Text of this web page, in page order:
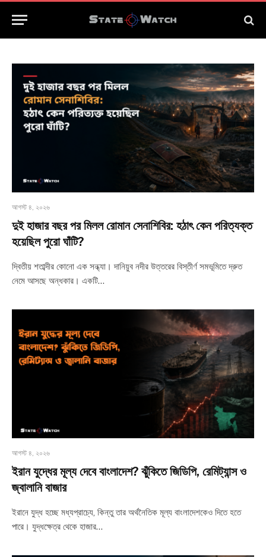
আগস্ট ৪, ২০২৬
দুই হাজার বছর পর মিলল রোমান সেনাশিবির: হঠাৎ কেন পরিত্যক্ত
হয়েছিল পুরো ঘাঁটি?
দ্বিতীয় শতাব্দীর কোনো এক সন্ধ্যা। দানিয়ুব নদীর উত্তরের বিস্তীর্ণ সমভূমিতে দ্রুত
নেমে আসছে অন্ধকার। একটি…
আগস্ট ৪, ২০২৬
ইরান যুদ্ধের মূল্য দেবে বাংলাদেশ? ঝুঁকিতে জিডিপি, রেমিট্যান্স ও
জ্বালানি বাজার
ইরানে যুদ্ধ হচ্ছে মধ্যপ্রাচ্যে, কিন্তু তার অর্থনৈতিক মূল্য বাংলাদেশকেও দিতে হতে
পারে। যুদ্ধক্ষেত্র থেকে হাজার…